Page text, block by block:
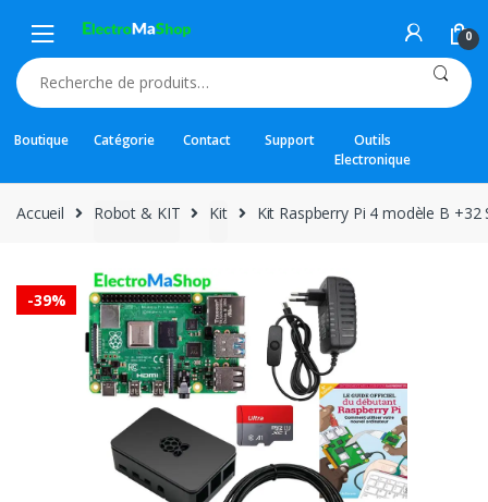
navigation
content
0
Recherche
pour :
Boutique Catégorie Contact Support
Outils
Electronique
Accueil Robot & KIT Kit Kit Raspberry Pi 4 modèle B
-39%